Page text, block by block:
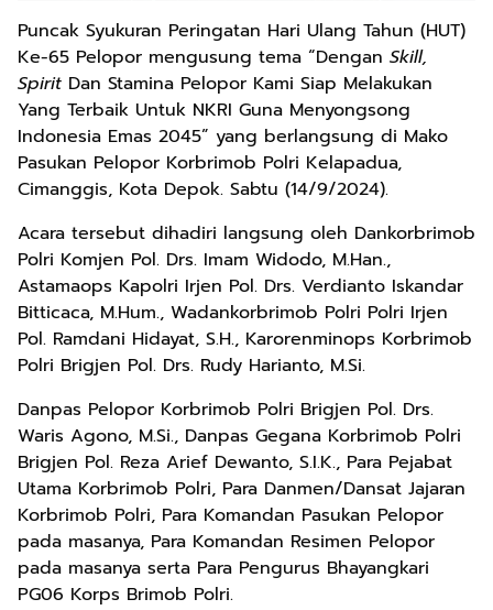
Puncak Syukuran Peringatan Hari Ulang Tahun (HUT)
Ke-65 Pelopor mengusung tema “Dengan Skill,
Spirit Dan Stamina Pelopor Kami Siap Melakukan
Yang Terbaik Untuk NKRI Guna Menyongsong
Indonesia Emas 2045” yang berlangsung di Mako
Pasukan Pelopor Korbrimob Polri Kelapadua,
Cimanggis, Kota Depok. Sabtu (14/9/2024).
Acara tersebut dihadiri langsung oleh Dankorbrimob
Polri Komjen Pol. Drs. Imam Widodo, M.Han.,
Astamaops Kapolri Irjen Pol. Drs. Verdianto Iskandar
Bitticaca, M.Hum., Wadankorbrimob Polri Polri Irjen
Pol. Ramdani Hidayat, S.H., Karorenminops Korbrimob
Polri Brigjen Pol. Drs. Rudy Harianto, M.Si.
Danpas Pelopor Korbrimob Polri Brigjen Pol. Drs.
Waris Agono, M.Si., Danpas Gegana Korbrimob Polri
Brigjen Pol. Reza Arief Dewanto, S.I.K., Para Pejabat
Utama Korbrimob Polri, Para Danmen/Dansat Jajaran
Korbrimob Polri, Para Komandan Pasukan Pelopor
pada masanya, Para Komandan Resimen Pelopor
pada masanya serta Para Pengurus Bhayangkari
PG06 Korps Brimob Polri.